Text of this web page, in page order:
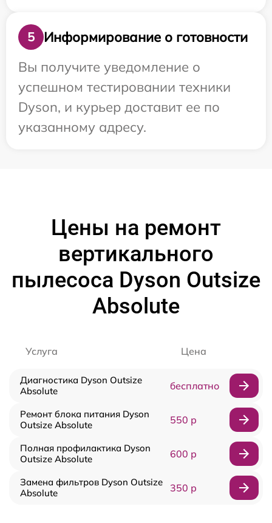
5
Информирование о готовности
Вы получите уведомление о
успешном тестировании техники
Dyson, и курьер доставит ее по
указанному адресу.
Цены на ремонт
вертикального
пылесоса Dyson Outsize
Absolute
Услуга Цена
Диагностика Dyson Outsize
Absolute
бесплатно
Ремонт блока питания Dyson
Outsize Absolute
550 р
Полная профилактика Dyson
Outsize Absolute
600 р
Замена фильтров Dyson Outsize
Absolute
350 р